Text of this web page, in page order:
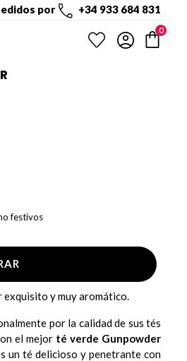
por +34 933 684 831
0
festivos
exquisito y muy aromático.
por la calidad de sus tés
el mejor té verde Gunpowder
un té delicioso y penetrante con